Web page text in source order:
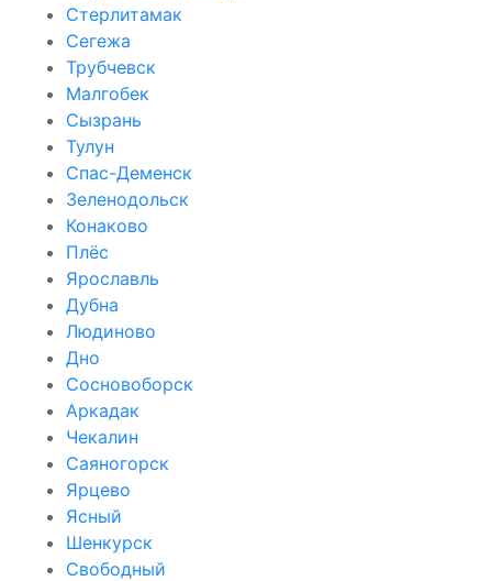
Стерлитамак
Сегежа
Трубчевск
Малгобек
Сызрань
Тулун
Спас-Деменск
Зеленодольск
Конаково
Плёс
Ярославль
Дубна
Людиново
Дно
Сосновоборск
Аркадак
Чекалин
Саяногорск
Ярцево
Ясный
Шенкурск
Свободный